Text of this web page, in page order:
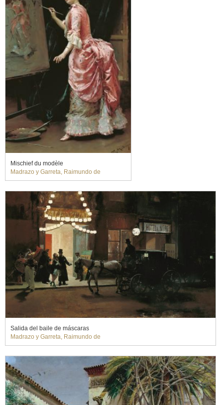
Mischief du modèle
Madrazo y Garreta, Raimundo de
Salida del baile de máscaras
Madrazo y Garreta, Raimundo de